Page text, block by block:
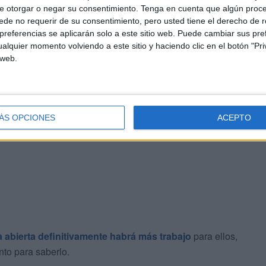
otorgar o negar su consentimiento. Tenga en cuenta que algún
no requerir de su consentimiento, pero usted tiene el derecho de
se aplicarán solo a este sitio web. Puede cambiar sus
momento volviendo a este sitio y haciendo clic en el botón
OPCIONES ACEPTO
la frontera, Hamido dice que ya se nota que ha vuelto
esta reapertura, pero no solo para ellos, sino para
todo”, ha señalado.
y piensan que hay que esperar un poco para poder
en cuanto a las condiciones en las que se está
esperar un poco, todavía es muy pronto para ver los
vacunas, PCR, es más complicado, y que solo va
abierta definitivamente habrá más trabajo para ellos,
para saberlo.